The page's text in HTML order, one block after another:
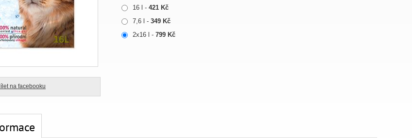
na facebooku
16 l -421 Kč
7,6 l -349 Kč
2x16 l -799 Kč